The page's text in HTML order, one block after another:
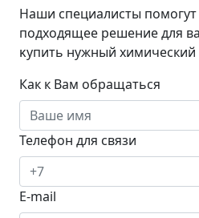
Наши специалисты
подходящее решение для
ĸупить нужный химический
Как к Вам обращаться
Телефон для связи
E-mail